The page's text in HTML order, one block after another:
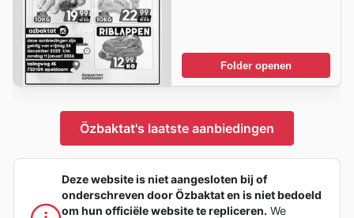
Folder openen
Özbaktat's laatste aanbiedingen
Deze website is niet aangesloten bij of
onderschreven door Özbaktat en is niet bedoeld
om hun officiële website te repliceren. We